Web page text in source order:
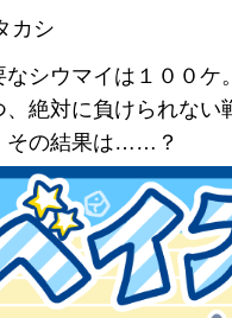
カシ
シウマイは１００
、絶対に負けられな
その結果は……？